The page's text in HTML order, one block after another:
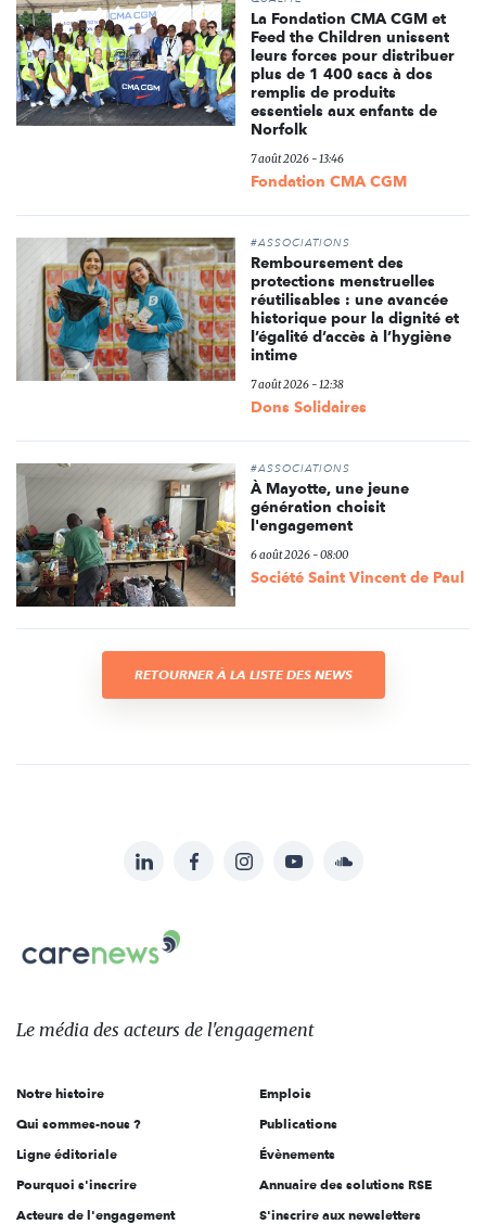
La Fondation CMA CGM et
Feed the Children unissent
leurs forces pour distribuer
plus de 1 400 sacs à dos
remplis de produits
essentiels aux enfants de
Norfolk
7 août 2026 - 13:46
Fondation CMA CGM
#ASSOCIATIONS
Remboursement des
protections menstruelles
réutilisables : une avancée
historique pour la dignité et
l’égalité d’accès à l’hygiène
intime
7 août 2026 - 12:38
Dons Solidaires
#ASSOCIATIONS
À Mayotte, une jeune
génération choisit
l'engagement
6 août 2026 - 08:00
Société Saint Vincent de Paul
RETOURNER À LA LISTE DES NEWS
sur:
LinkedInFacebookInstagramYouTubeSoundcloud
Carenews,
Le
des
l'engagement
Le média des acteurs de l'engagement
Notre histoire
Qui sommes-nous ?
Ligne éditoriale
Pourquoi s'inscrire
Acteurs de l'engagement
Emplois
Publications
Évènements
Annuaire des solutions RSE
S'inscrire aux newsletters